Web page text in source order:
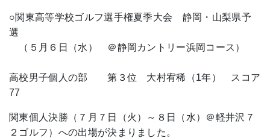
○関東高等学校ゴルフ選手権夏季大会 静岡・山梨県予
選
（５月６日（水） ＠静岡カントリー浜岡コース）
高校男子個人の部 第３位 大村宥稀（1年） スコア
77
関東個人決勝（７月７日（火）～８日（水）＠軽井沢７
２ゴルフ）への出場が決まりました。